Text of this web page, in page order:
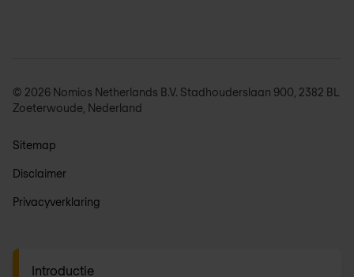
Introductie
© 2026 Nomios Netherlands B.V. Stadhouderslaan 900, 2382 BL
Zoeterwoude, Nederland
Sitemap
Disclaimer
Privacyverklaring